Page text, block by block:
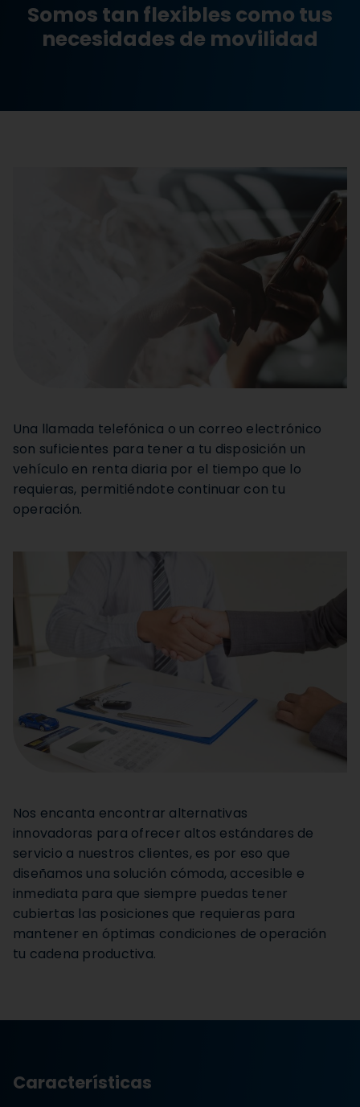
Somos tan flexibles como tus
necesidades de movilidad
Una llamada telefónica o un correo electrónico
son suficientes para tener a tu disposición un
vehículo en renta diaria por el tiempo que lo
requieras, permitiéndote continuar con tu
operación.
Nos encanta encontrar alternativas
innovadoras para ofrecer altos estándares de
servicio a nuestros clientes, es por eso que
diseñamos una solución cómoda, accesible e
inmediata para que siempre puedas tener
cubiertas las posiciones que requieras para
mantener en óptimas condiciones de operación
tu cadena productiva.
Características